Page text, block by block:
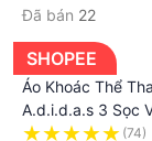
Đã bán 22
SHOPEE
Áo Khoác Thể
A.d.i.d.a.s 3 Sọc
Dặn Co Giãn. Áo(74)